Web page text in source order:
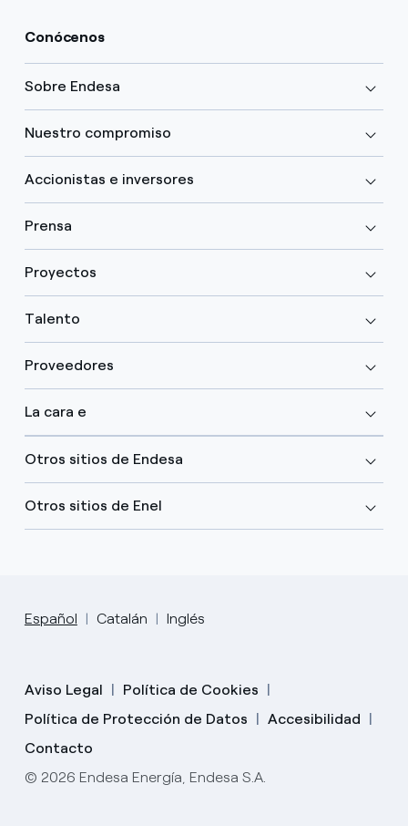
Conócenos
Sobre Endesa
Nuestro compromiso
Accionistas e inversores
Prensa
Proyectos
Talento
Proveedores
La cara e
Otros sitios de Endesa
Otros sitios de Enel
Español Catalán Inglés
Aviso Legal
Política de Cookies
Política de Protección de Datos
Accesibilidad
Contacto
© 2026 Endesa Energía, Endesa S.A.